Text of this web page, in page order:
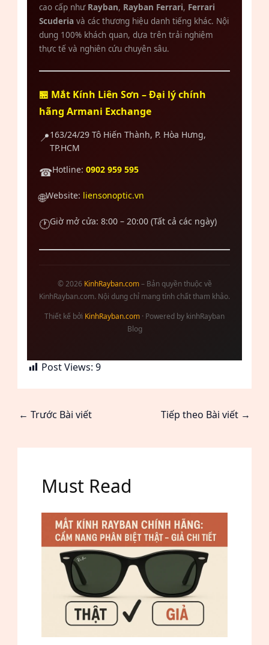
cao cấp như Rayban, Rayban Ferrari, Ferrari
Scuderia và các thương hiệu danh tiếng khác. Nội
dung 100% khách quan, dựa trên trải nghiệm
thực tế và nghiên cứu chuyên sâu.
🏪 Mắt Kính Liên Sơn – Đại lý chính
hãng Armani Exchange
📍163/24/29 Tô Hiến Thành, P. Hòa Hưng,
TP.HCM
☎Hotline: 0902 959 595
🌐Website: liensonoptic.vn
🕐Giờ mở cửa: 8:00 – 20:00 (Tất cả các ngày)
© 2026 KinhRayban.com– Bản quyền thuộc về
KinhRayban.com. Nội dung chỉ mang tính chất tham khảo.
Thiết kế bởi KinhRayban.com · Powered by kinhRayban
Blog
Post Views: 9
← Trước Bài viết Tiếp theo Bài viết →
Must Read